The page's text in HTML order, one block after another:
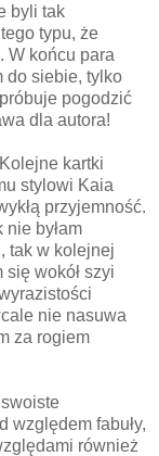
byli tak
typu, że
W końcu para
do siebie, tylko
pogodzić
dla autora!
kartki
stylowi Kaia
przyjemność.
nie byłam
tak w kolejnej
wokół szyi
nie nasuwa
za rogiem
względem fabuły,
również